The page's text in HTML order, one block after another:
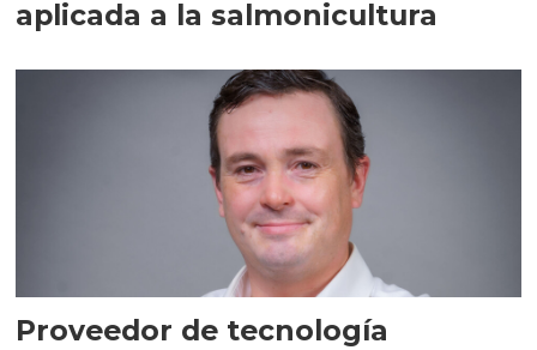
aplicada a la salmonicultura
Proveedor de tecnología